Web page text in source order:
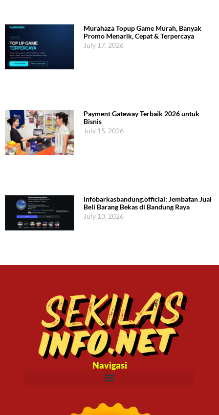
Murahaza Topup Game Murah, Banyak
Promo Menarik, Cepat & Terpercaya
July 17, 2026
Payment Gateway Terbaik 2026 untuk
Bisnis
July 15, 2026
infobarkasbandung.official: Jembatan Jual
Beli Barang Bekas di Bandung Raya
July 13, 2026
Navigasi